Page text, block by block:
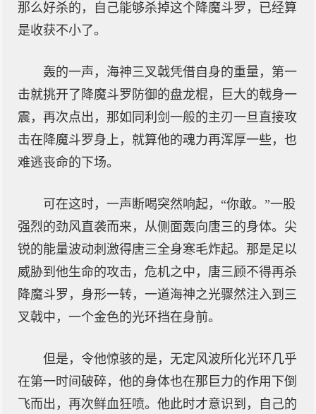
那么好杀的，自己能够杀掉这个降魔斗罗，已经算
是收获不小了。
轰的一声，海神三叉戟凭借自身的重量，第一
击就挑开了降魔斗罗防御的盘龙棍，巨大的戟身一
震，再次点出，那如同利剑一般的主刃一旦直接攻
击在降魔斗罗身上，就算他的魂力再浑厚一些，也
难逃丧命的下场。
可在这时，一声断喝突然响起，“你敢。”一股
强烈的劲风直袭而来，从侧面轰向唐三的身体。尖
锐的能量波动刺激得唐三全身寒毛炸起。那是足以
威胁到他生命的攻击，危机之中，唐三顾不得再杀
降魔斗罗，身形一转，一道海神之光骤然注入到三
叉戟中，一个金色的光环挡在身前。
但是，令他惊骇的是，无定风波所化光环几乎
在第一时间破碎，他的身体也在那巨力的作用下倒
飞而出，再次鲜血狂喷。他此时才意识到，自己的